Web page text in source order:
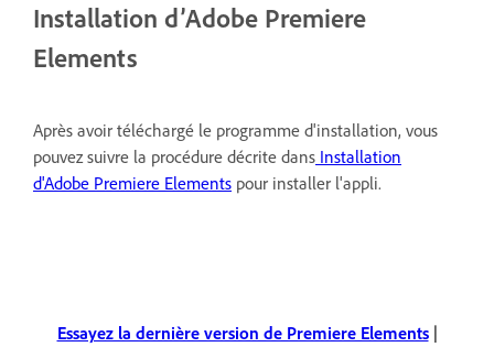
Installation d’Adobe Premiere
Elements
Après avoir téléchargé le programme d'installation, vous
pouvez suivre la procédure décrite dans Installation
d'Adobe Premiere Elements pour installer l'appli.
Essayez la dernière version de Premiere Elements|